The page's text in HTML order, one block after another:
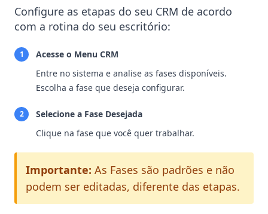
Configure as etapas do seu CRM de acordo
com a rotina do seu escritório:
1
Acesse o Menu CRM
Entre no sistema e analise as fases disponíveis.
Escolha a fase que deseja configurar.
2
Selecione a Fase Desejada
Clique na fase que você quer trabalhar.
Importante: As Fases são padrões e não
podem ser editadas, diferente das etapas.